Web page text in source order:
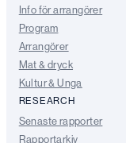
Info för arrangörer
Program
Arrangörer
Mat & dryck
Kultur & Unga
RESEARCH
Senaste rapporter
Rapportarkiv